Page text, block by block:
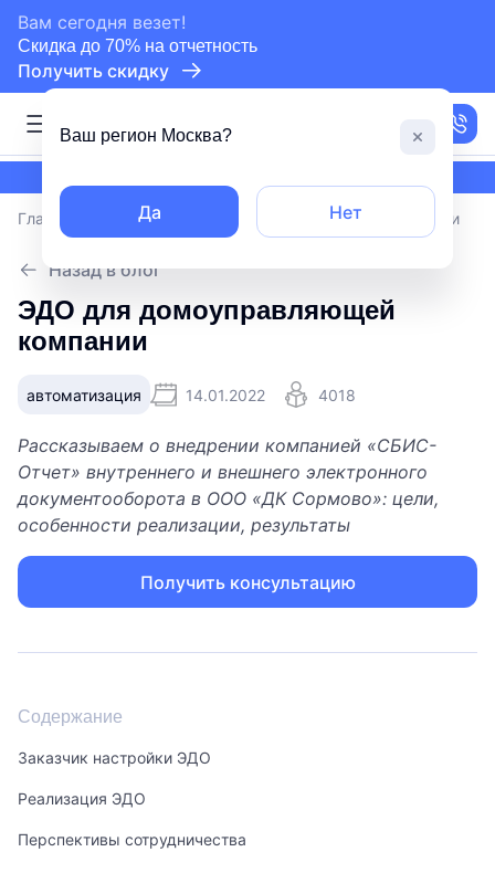
Вам сегодня везет!
Скидка до 70% на отчетность
Получить скидку
Москва
сертифицированный партнер СБИС
Главная Блог/ ЭДО для домоуправляющей компании
Назад в блог
ЭДО для домоуправляющей
компании
автоматизация 14.01.2022 4018
Рассказываем о внедрении компанией «СБИС-
Отчет» внутреннего и внешнего электронного
документооборота в ООО «ДК Сормово»: цели,
особенности реализации, результаты
Получить консультацию
Содержание
Заказчик настройки ЭДО
Реализация ЭДО
Перспективы сотрудничества
Ваш регион Москва?
Да Нет